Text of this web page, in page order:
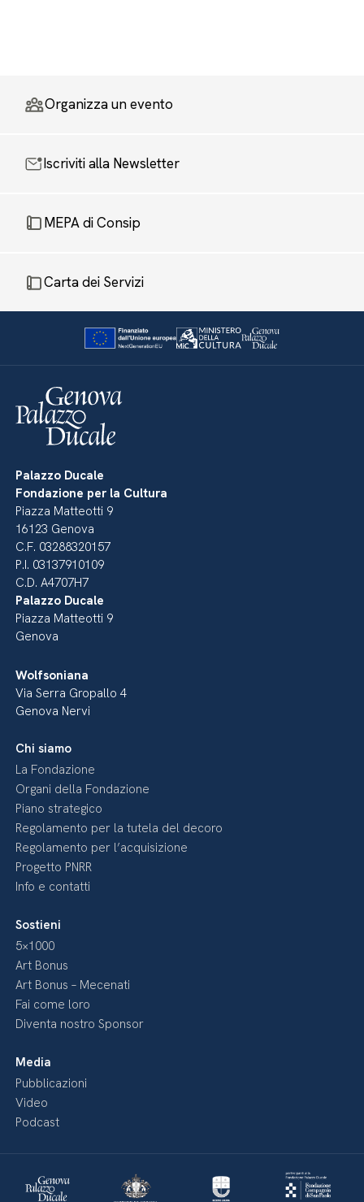
Organizza un evento
Iscriviti alla Newsletter
MEPA di Consip
Carta dei Servizi
Palazzo Ducale
Fondazione per la Cultura
Piazza Matteotti 9
16123 Genova
C.F. 03288320157
P.I. 03137910109
C.D. A4707H7
Palazzo Ducale
Piazza Matteotti 9
Genova
Wolfsoniana
Via Serra Gropallo 4
Genova Nervi
Chi siamo
La Fondazione
Organi della Fondazione
Piano strategico
Regolamento per la tutela del decoro
Regolamento per l’acquisizione
Progetto PNRR
Info e contatti
Sostieni
5×1000
Art Bonus
Art Bonus – Mecenati
Fai come loro
Diventa nostro Sponsor
Media
Pubblicazioni
Video
Podcast